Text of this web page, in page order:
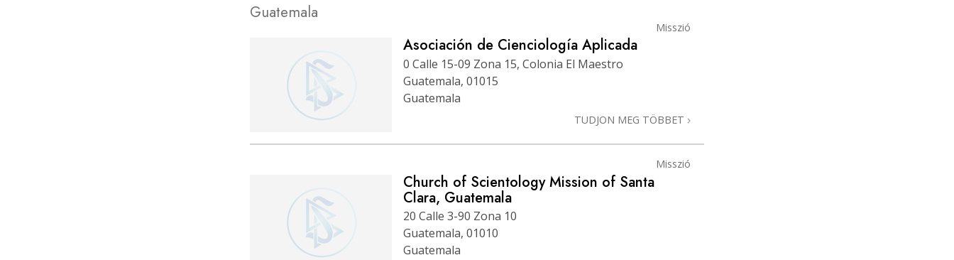
Guatemala
Misszió
Asociación de Cienciología Aplicada
0 Calle 15-09 Zona 15, Colonia El Maestro
Guatemala, 01015
Guatemala
TUDJON MEG TÖBBET
Misszió
Church of Scientology Mission of Santa
Clara, Guatemala
20 Calle 3-90 Zona 10
Guatemala, 01010
Guatemala